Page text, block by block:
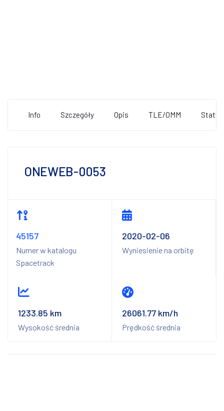
Info Szczegóły Opis TLE/OMM
ONEWEB-0053
45157
Numer w katalogu
Spacetrack
2020-02-06
Wyniesienie na orbitę
1233.85 km
Wysokość średnia
26061.77 km/h
Prędkość średnia